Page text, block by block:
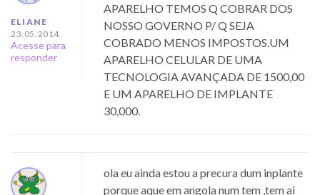
ELIANE
23.05.2014
Acesse para
responder
APARELHO TEMOS Q COBRAR DOS
NOSSO GOVERNO P/ Q SEJA
COBRADO MENOS IMPOSTOS.UM
APARELHO CELULAR DE UMA
TECNOLOGIA AVANÇADA DE 1500,00
E UM APARELHO DE IMPLANTE
30,000.
ola eu ainda estou a precura dum inplante
porque aque em angola num tem ,tem ai